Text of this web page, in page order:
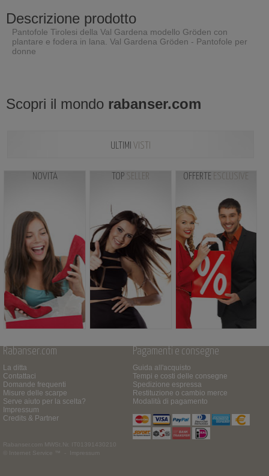
Descrizione prodotto
Pantofole Tirolesi della Val Gardena modello Gröden con
plantare e fodera in lana. Val Gardena Gröden - Pantofole per
donne
Scopri il mondo rabanser.com
ULTIMI VISTI
NOVITÀ TOP SELLER OFFERTE ESCLUSIVE
Rabanser.com
La ditta
Contattaci
Domande frequenti
Misure delle scarpe
Serve aiuto per la scelta?
Impressum
Credits & Partner
Rabanser.com
MWSt.Nr. IT01391430210
© Internet Service ™ -
Impressum
Pagamenti e consegne
Guida all'acquisto
Tempi e costi delle consegne
Spedizione espressa
Restituzione o cambio merce
Modalità di pagamento